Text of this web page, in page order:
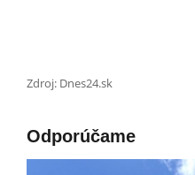
Zdroj: Dnes24.sk
Odporúčame